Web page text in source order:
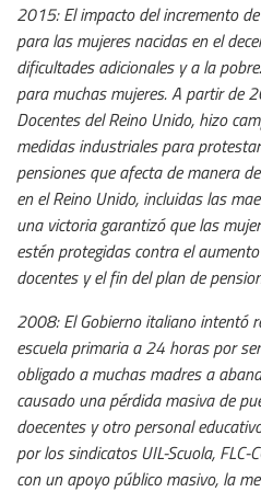
2015: El impacto del incremento
para las mujeres nacidas en el
dificultades adicionales y a la
para muchas mujeres. A partir de
Docentes del Reino Unido, hizo
medidas industriales para
pensiones que afecta de manera
en el Reino Unido, incluidas las
una victoria garantizó que las
estén protegidas contra el
docentes y el fin del plan de
2008: El Gobierno italiano intentó
escuela primaria a 24 horas por
obligado a muchas madres a
causado una pérdida masiva de
doecentes y otro personal
por los sindicatos UIL-Scuola, FLC-
con un apoyo público masivo, la